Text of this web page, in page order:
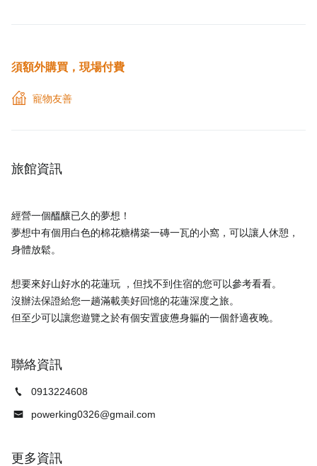
須額外購買，現場付費
寵物友善
旅館資訊
經營一個醞釀已久的夢想！
夢想中有個用白色的棉花糖構築一磚一瓦的小窩，可以讓人休憩，
身體放鬆。
想要來好山好水的花蓮玩 ，但找不到住宿的您可以參考看看。
沒辦法保證給您一趟滿載美好回憶的花蓮深度之旅。
聯絡資訊
0913224608
powerking0326@gmail.com
更多資訊